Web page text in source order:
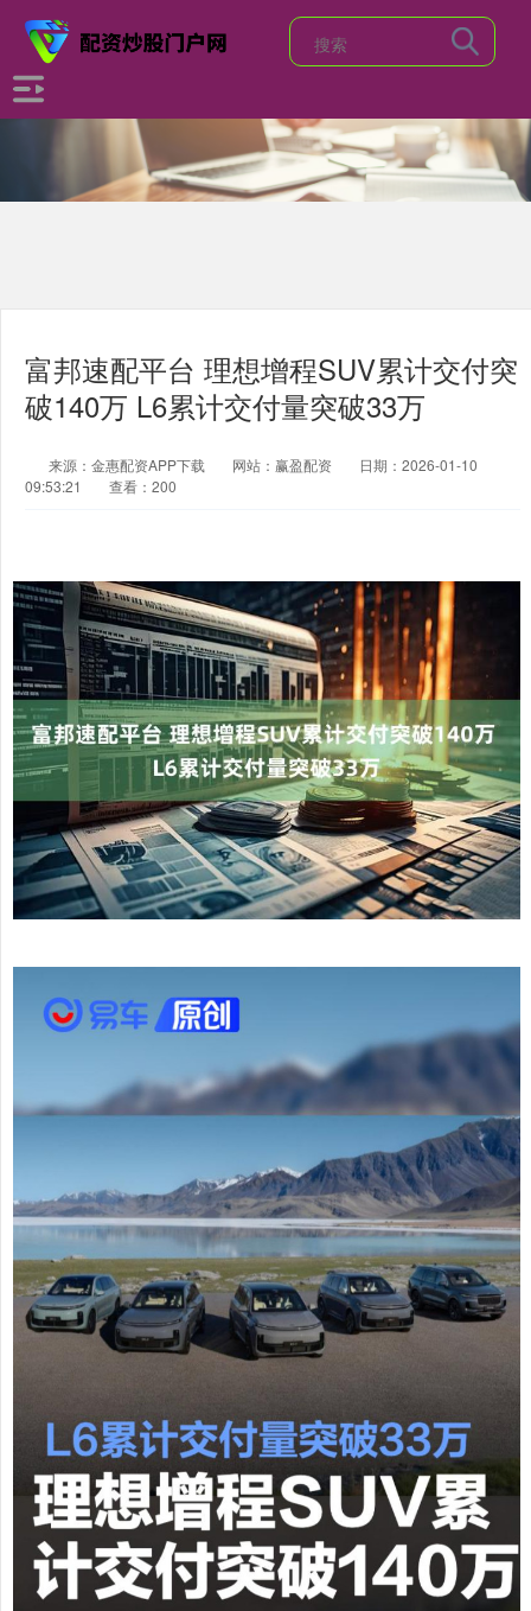
富邦速配平台 理想增程SUV累计交付突
破140万 L6累计交付量突破33万
来源：金惠配资APP下载 网站：赢盈配资
日期：2026-01-10
09:53:21
查看：200